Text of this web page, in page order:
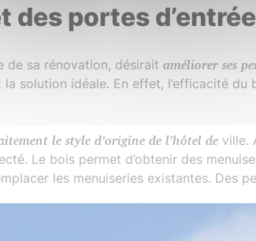
des portes
de sa rénovation, désirait améliorer ses
solution idéale. En effet, l’efficacité
le style d’origine de l’hôtel de ville.
Le bois permet d’obtenir des
les menuiseries existantes. Des